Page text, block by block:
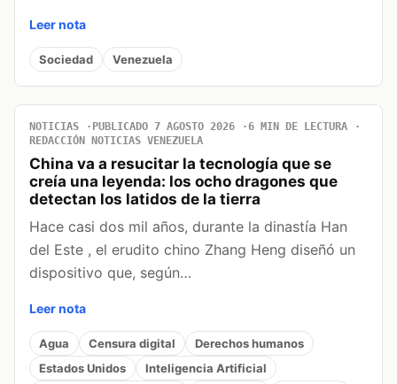
Leer nota
Sociedad Venezuela
NOTICIAS PUBLICADO 7 AGOSTO 2026
6 MIN DE LECTURA
REDACCIÓN NOTICIAS VENEZUELA
China va a resucitar la tecnología que se
creía una leyenda: los ocho dragones que
detectan los latidos de la tierra
Hace casi dos mil años, durante la dinastía Han
del Este , el erudito chino Zhang Heng diseñó un
dispositivo que, según…
Leer nota
Agua Censura digital
Derechos humanos
Estados Unidos
Inteligencia Artificial